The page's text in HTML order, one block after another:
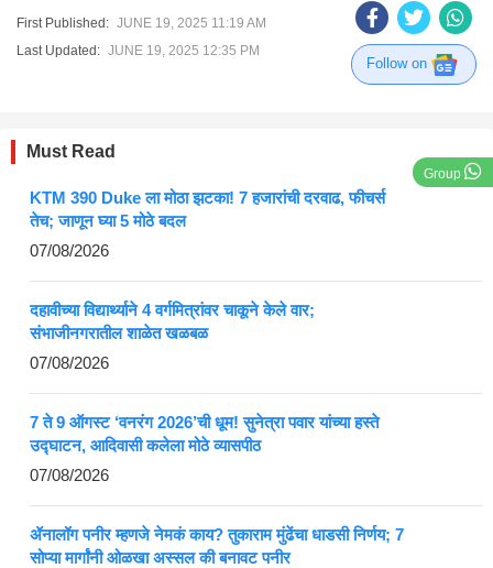
Group
First Published: JUNE 19, 2025 11:19 AM
Last Updated: JUNE 19, 2025 12:35 PM
Follow on
Must Read
KTM 390 Duke ला मोठा झटका! 7 हजारांची दरवाढ, फीचर्स
तेच; जाणून घ्या 5 मोठे बदल
07/08/2026
दहावीच्या विद्यार्थ्याने 4 वर्गमित्रांवर चाकूने केले वार;
संभाजीनगरातील शाळेत खळबळ
07/08/2026
7 ते 9 ऑगस्ट ‘वनरंग 2026’ची धूम! सुनेत्रा पवार यांच्या हस्ते
उद्घाटन, आदिवासी कलेला मोठे व्यासपीठ
07/08/2026
ॲनालॉग पनीर म्हणजे नेमकं काय? तुकाराम मुंढेंचा धाडसी निर्णय; 7
सोप्या मार्गांनी ओळखा अस्सल की बनावट पनीर